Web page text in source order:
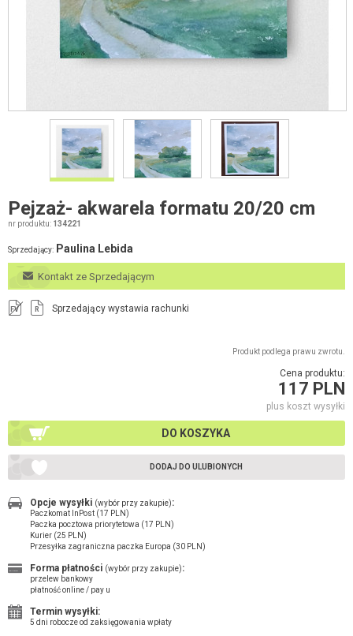
Pejzaż- akwarela formatu 20/20 cm
nr produktu: 134221
Sprzedający: Paulina Lebida
Kontakt ze Sprzedającym
FV R Sprzedający wystawia rachunki
Produkt podlega prawu zwrotu.
Cena produktu:
117 PLN
plus koszt wysyłki
DO KOSZYKA
DODAJ DO ULUBIONYCH
Opcje wysyłki (wybór przy zakupie):
Paczkomat InPost (17 PLN)
Paczka pocztowa priorytetowa (17 PLN)
Kurier (25 PLN)
Przesyłka zagraniczna paczka Europa (30 PLN)
Forma płatności (wybór przy zakupie):
przelew bankowy
płatność online / pay u
Termin wysyłki:
5 dni robocze od zaksięgowania wpłaty